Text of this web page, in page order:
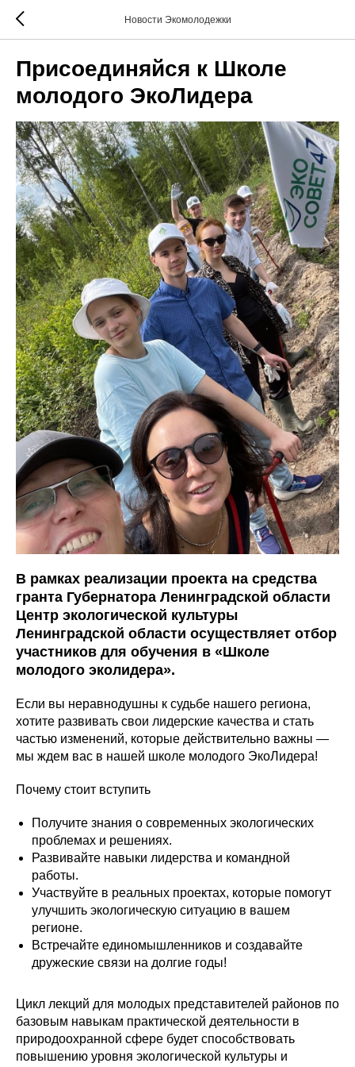
Новости Экомолодежки
Присоединяйся к Школе
молодого ЭкоЛидера
В рамках реализации проекта на средства
гранта Губернатора Ленинградской области
Центр экологической культуры
Ленинградской области осуществляет отбор
участников для обучения в «Школе
молодого эколидера».
Если вы неравнодушны к судьбе нашего региона,
хотите развивать свои лидерские качества и стать
частью изменений, которые действительно важны —
мы ждем вас в нашей школе молодого ЭкоЛидера!
Почему стоит вступить
Получите знания о современных экологических
проблемах и решениях.
Развивайте навыки лидерства и командной
работы.
Участвуйте в реальных проектах, которые помогут
улучшить экологическую ситуацию в вашем
регионе.
Встречайте единомышленников и создавайте
дружеские связи на долгие годы!
Цикл лекций для молодых представителей районов по
базовым навыкам практической деятельности в
природоохранной сфере будет способствовать
повышению уровня экологической культуры и